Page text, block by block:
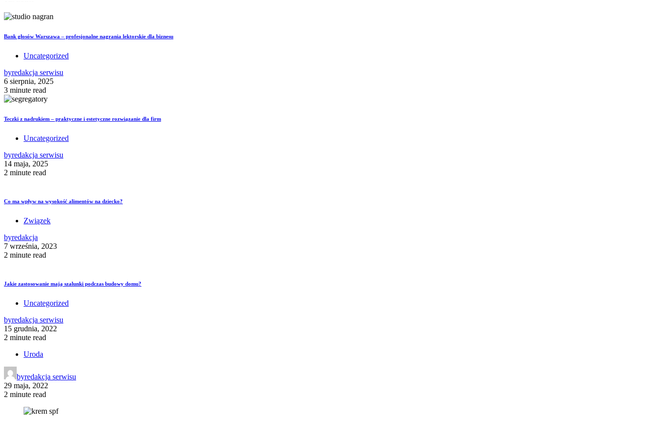
Bank głosów Warszawa – profesjonalne nagrania lektorskie dla biznesu
Uncategorized
byredakcja serwisu
6 sierpnia, 2025
3 minute read
Teczki z nadrukiem – praktyczne i estetyczne rozwiązanie dla firm
Uncategorized
byredakcja serwisu
14 maja, 2025
2 minute read
Co ma wpływ na wysokość alimentów na dziecko?
Związek
byredakcja
7 września, 2023
2 minute read
Jakie zastosowanie mają szalunki podczas budowy domu?
Uncategorized
byredakcja serwisu
15 grudnia, 2022
2 minute read
Uroda
byredakcja serwisu
29 maja, 2022
2 minute read